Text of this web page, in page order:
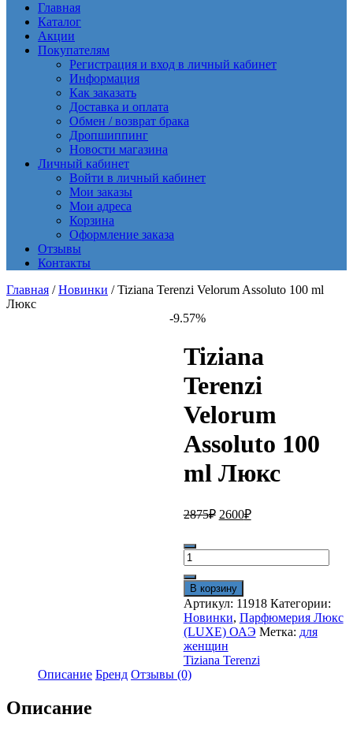
Главная
Каталог
Акции
Покупателям
Регистрация и вход в личный кабинет
Информация
Как заказать
Доставка и оплата
Обмен / возврат брака
Дропшиппинг
Новости магазина
Личный кабинет
Войти в личный кабинет
Мои заказы
Мои адреса
Корзина
Оформление заказа
Отзывы
Контакты
Главная /Новинки / Tiziana Terenzi Velorum Assoluto 100 ml
Люкс
-9.57%
Tiziana
Terenzi
Velorum
Assoluto 100
ml Люкс
2875₽ Первоначальная
2600₽Текущая
Количество
товара
Tiziana
Terenzi
Velorum
Assoluto
100
ml
Люкс
В корзину
Артикул: 11918 Категории:
Новинки, Парфюмерия Люкс
(LUXE) ОАЭ Метка: для
женщин
Tiziana Terenzi
Описание Бренд Отзывы (0)
Описание